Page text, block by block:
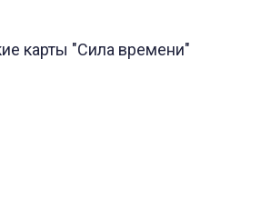
карты "Сила времени"